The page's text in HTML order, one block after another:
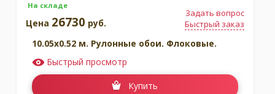
На складе
Задать вопрос
Быстрый заказ
Цена 26730 руб.
10.05x0.52 м. Рулонные обои. Флоковые.
Быстрый просмотр
Купить